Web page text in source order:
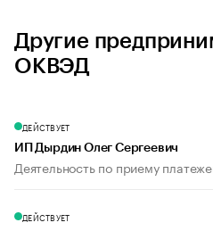
Другие
ОКВЭД
ДЕЙСТВУЕТ
ИП Дырдин Олег Сергеевич
Деятельность по приему
ДЕЙСТВУЕТ